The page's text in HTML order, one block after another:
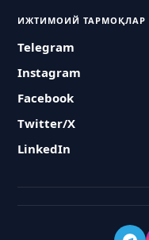
ИЖТИМОИЙ ТАРМОҚЛАР
Telegram
Instagram
Facebook
Twitter/X
LinkedIn